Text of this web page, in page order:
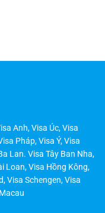
Anh,Visa Úc,Visa
Pháp,Visa Ý ,Visa
Lan.Visa Tây Ban Nha
Loan ,Visa Hồng Kông
,Visa Schengen